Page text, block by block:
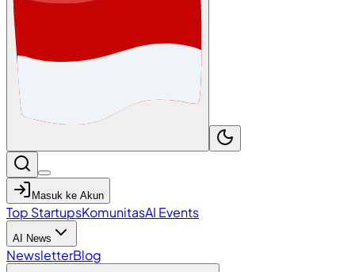
Masuk ke Akun
Top StartupsKomunitasAI Events
AI News
NewsletterBlog